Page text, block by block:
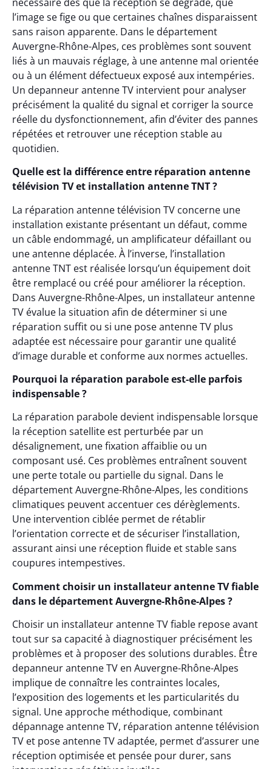
l’image se fige ou que certaines chaînes disparaissent
sans raison apparente. Dans le département
Auvergne-Rhône-Alpes, ces problèmes sont souvent
liés à un mauvais réglage, à une antenne mal orientée
ou à un élément défectueux exposé aux intempéries.
Un depanneur antenne TV intervient pour analyser
précisément la qualité du signal et corriger la source
réelle du dysfonctionnement, afin d’éviter des pannes
répétées et retrouver une réception stable au
quotidien.
Quelle est la différence entre réparation antenne
télévision TV et installation antenne TNT ?
La réparation antenne télévision TV concerne une
installation existante présentant un défaut, comme
un câble endommagé, un amplificateur défaillant ou
une antenne déplacée. À l’inverse, l’installation
antenne TNT est réalisée lorsqu’un équipement doit
être remplacé ou créé pour améliorer la réception.
Dans Auvergne-Rhône-Alpes, un installateur antenne
TV évalue la situation afin de déterminer si une
réparation suffit ou si une pose antenne TV plus
adaptée est nécessaire pour garantir une qualité
d’image durable et conforme aux normes actuelles.
Pourquoi la réparation parabole est-elle parfois
indispensable ?
La réparation parabole devient indispensable lorsque
la réception satellite est perturbée par un
désalignement, une fixation affaiblie ou un
composant usé. Ces problèmes entraînent souvent
une perte totale ou partielle du signal. Dans le
département Auvergne-Rhône-Alpes, les conditions
climatiques peuvent accentuer ces dérèglements.
Une intervention ciblée permet de rétablir
l’orientation correcte et de sécuriser l’installation,
assurant ainsi une réception fluide et stable sans
coupures intempestives.
Comment choisir un installateur antenne TV fiable
dans le département Auvergne-Rhône-Alpes ?
Choisir un installateur antenne TV fiable repose avant
tout sur sa capacité à diagnostiquer précisément les
problèmes et à proposer des solutions durables. Être
depanneur antenne TV en Auvergne-Rhône-Alpes
implique de connaître les contraintes locales,
l’exposition des logements et les particularités du
signal. Une approche méthodique, combinant
dépannage antenne TV, réparation antenne télévision
TV et pose antenne TV adaptée, permet d’assurer une
réception optimisée et pensée pour durer, sans